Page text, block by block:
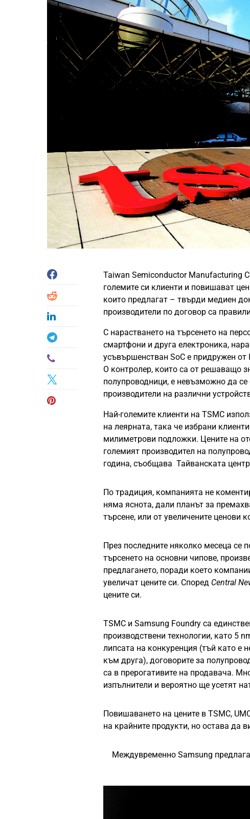
Taiwan Semiconductor Manufacturing
големите си клиенти и повишават
които предлагат – твърди медиен
производители по договор са
С нарастването на търсенето на
смартфони и друга електроника,
усъвършенстван SoC е придружен от
O контролер, които са от решаващо
полупроводници, е невъзможно да
производители на различни
Най-големите клиенти на TSMC
на леярната, така че избрани
милиметрови подложки. Цените на
големият производител на
година, съобщава Тайванската
По традиция, компанията не
няма яснота, дали планът за
търсене, или от увеличените ценови
През последните няколко месеца се
търсенето на основни чипове,
предлагането, поради което
увеличат цените си. Според Central
цените си.
TSMC и Samsung Foundry са
производствени технологии, като 5
липсата на конкуренция (тъй като е
към друга), договорите за
са в прерогативите на продавача.
изпълнители и вероятно ще усетят
Повишаването на цените в TSMC,
на крайните продукти, но остава да
Междувременно Samsung